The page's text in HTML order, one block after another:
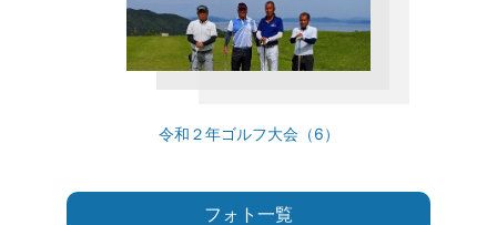
令和２年ゴルフ大会（6）
フォト一覧